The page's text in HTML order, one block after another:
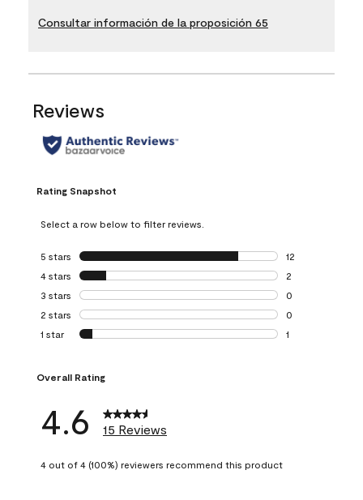
Consultar información de la proposición 65
Reviews
Rating Snapshot
Select a row below to filter reviews.
5 stars stars
12
12 reviews with
4 stars stars
2
2 reviews with 4
3 stars stars
0
0 reviews with 3
2 stars stars
0
0 reviews with 2
1 star stars
1
Overall Rating
4.6 15 Reviews
4 out of 4 (100%) reviewers recommend this product